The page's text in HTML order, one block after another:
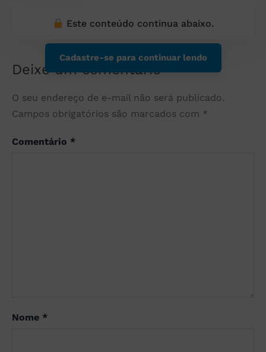
Este conteúdo continua abaixo.
Cadastre-se para continuar lendo
Deixe um comentário
O seu endereço de e-mail não será publicado.
Campos obrigatórios são marcados com *
Comentário *
Nome *